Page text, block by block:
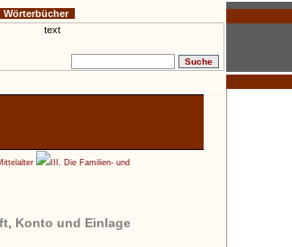
III. Die Familien- und
Konto und Einlage
Wörterbücher